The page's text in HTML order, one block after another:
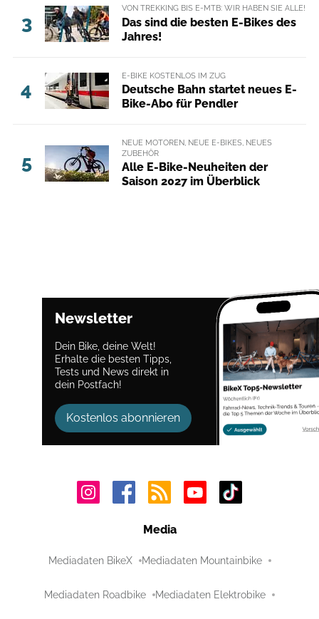
3
VON TREKKING BIS E-MTB: WIR HABEN SIE ALLE!
Das sind die besten E-Bikes des
Jahres!
4
E-BIKE KOSTENLOS IM ZUG
Deutsche Bahn startet neues E-
Bike-Abo für Pendler
5
NEUE MOTOREN, NEUE E-BIKES, NEUES
ZUBEHÖR
Alle E-Bike-Neuheiten der
Saison 2027 im Überblick
Newsletter
Dein Bike, deine Welt!
Erhalte die besten Tipps,
Tests und News direkt in
dein Postfach!
Kostenlos abonnieren
Media
Mediadaten BikeX Mediadaten Mountainbike
Mediadaten Roadbike Mediadaten Elektrobike